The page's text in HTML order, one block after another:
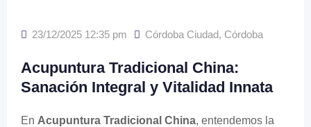
23/12/2025 12:35 pm Córdoba Ciudad, Córdoba
Acupuntura Tradicional China:
Sanación Integral y Vitalidad Innata
En Acupuntura Tradicional China, entendemos la